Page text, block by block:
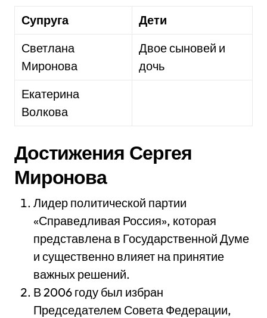
Супруга
Дети
Светлана
Миронова
Двое сыновей и
дочь
Екатерина
Волкова
Достижения Сергея
Миронова
Лидер политической партии
«Справедливая Россия», которая
представлена в Государственной Думе
и существенно влияет на принятие
важных решений.
В 2006 году был избран
Председателем Совета Федерации,